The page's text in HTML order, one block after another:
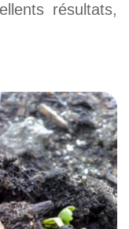
résultats,